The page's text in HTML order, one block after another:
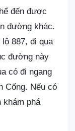
đến được
đường khác.
887, đi qua
đường này
có đi ngang
Cống. Nếu có
khám phá